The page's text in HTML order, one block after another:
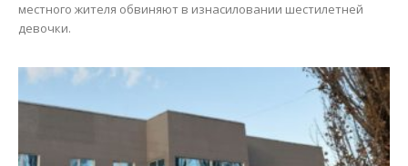
местного жителя обвиняют в изнасиловании шестилетней
девочки.